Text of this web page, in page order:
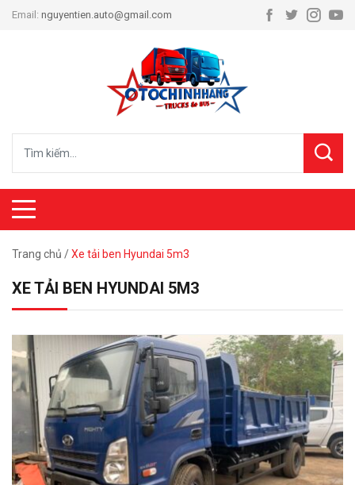
Email: nguyentien.auto@gmail.com
Trang chủ /Xe tải ben Hyundai 5m3
XE TẢI BEN HYUNDAI 5M3